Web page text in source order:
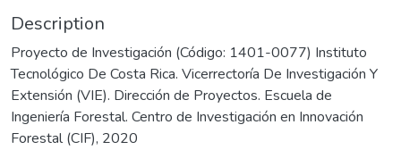
Description
Proyecto de Investigación (Código: 1401-0077) Instituto
Tecnológico De Costa Rica. Vicerrectoría De Investigación Y
Extensión (VIE). Dirección de Proyectos. Escuela de
Ingeniería Forestal. Centro de Investigación en Innovación
Forestal (CIF), 2020